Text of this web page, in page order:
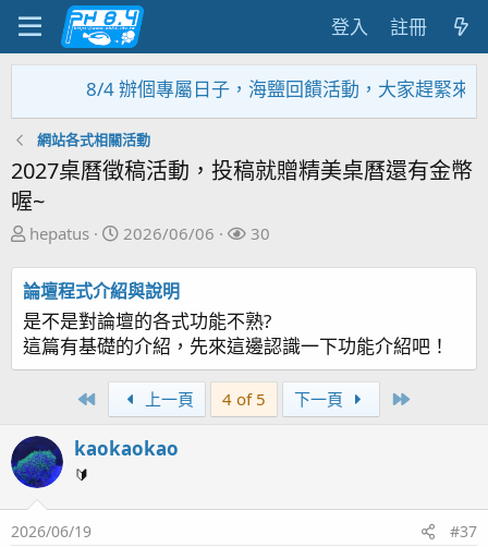
登入 註冊
8/4 辦個專屬日子，海鹽回饋活動，大家趕緊來參加
網站各式相關活動
2027桌曆徵稿活動，投稿就贈精美桌曆還有金幣
喔~
主
發
起
人
hepatus
開
日
期
2026/06/06
關
30
論壇程式介紹與說明
是不是對論壇的各式功能不熟?
這篇有基礎的介紹，先來這邊認識一下功能介紹吧！
First 上一頁 4 of 5 下一頁
kaokaokao
🔰
2026/06/19 #37